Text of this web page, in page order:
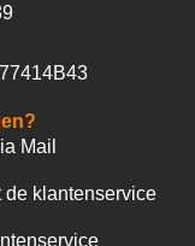
Mail
de klantenservice